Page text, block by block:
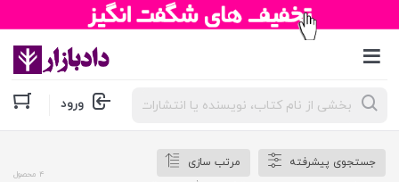
جستجوی
محصولات ورود
جستجوی پیشرفته
مرتب سازی
4 محصول